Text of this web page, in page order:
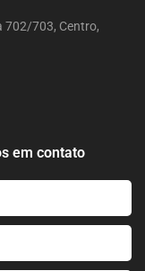
702/703, Centro,
em contato